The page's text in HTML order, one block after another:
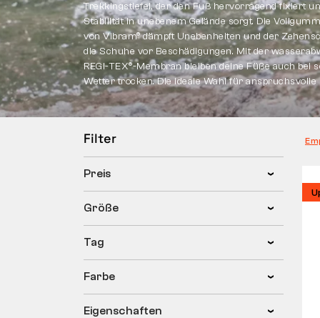
Trekkingstiefel, der den Fuß hervorragend fixiert
Stabilität in unebenem Gelände sorgt. Die
von Vibram® dämpft Unebenheiten und der
die Schuhe vor Beschädigungen. Mit der
REGI-TEX®-Membran bleiben deine Füße auch bei
Wetter trocken. Die ideale Wahl für anspruchsvolle
Filter
Preis
Größe
Tag
Farbe
Eigenschaften